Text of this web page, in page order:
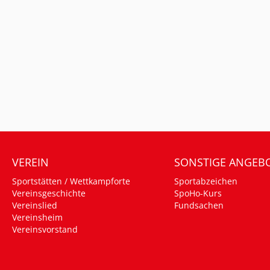
VEREIN
Sportstätten / Wettkampforte
Vereinsgeschichte
Vereinslied
Vereinsheim
Vereinsvorstand
SONSTIGE
Sportabzeichen
SpoHo-Kurs
Fundsachen